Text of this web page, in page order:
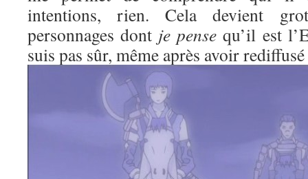
intentions, rien. Cela devient
personnages dont je pense qu’il est
suis pas sûr, même après avoir